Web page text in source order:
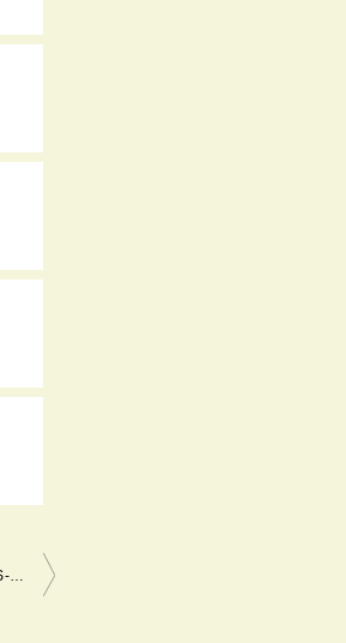
エアコン交換配管電気工事(既設機種：：東芝エアコン 室内機RAS-2554D/室外機：RAS-2554AD→交換機種：シャープ エアコン AY-N22N-W N-Nシリーズ)(東京都世田谷区)